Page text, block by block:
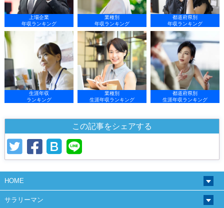
上場企業
年収ランキング
業種別
年収ランキング
都道府県別
年収ランキング
生涯年収
ランキング
業種別
生涯年収ランキング
都道府県別
生涯年収ランキング
この記事をシェアする
HOME
サラリーマン